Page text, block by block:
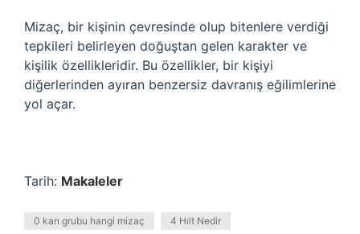
Mizaç, bir kişinin çevresinde olup bitenlere verdiği
tepkileri belirleyen doğuştan gelen karakter ve
kişilik özellikleridir. Bu özellikler, bir kişiyi
diğerlerinden ayıran benzersiz davranış eğilimlerine
yol açar.
Tarih: Makaleler
0 kan grubu hangi mizaç 4 Hılt Nedir